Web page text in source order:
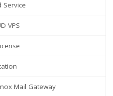
Service
VPS
Mail Gateway